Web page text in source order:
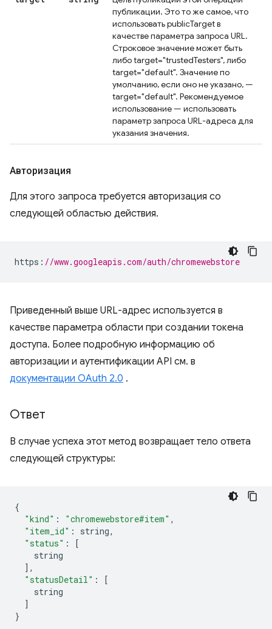
публикации. Это то же самое, что
использовать publicTarget в
качестве параметра запроса URL.
Строковое значение может быть
либо target="trustedTesters", либо
target="default". Значение по
умолчанию, если оно не указано, —
target="default". Рекомендуемое
использование — использовать
параметр запроса URL-адреса для
указания значения.
Авторизация
Для этого запроса требуется авторизация со
следующей областью действия.
https : //www.googleapis.com/auth/chromewebstore
Приведенный выше URL-адрес используется в
качестве параметра области при создании токена
доступа. Более подробную информацию об
авторизации и аутентификации API см. в
документации OAuth 2.0 .
Ответ
В случае успеха этот метод возвращает тело ответа
следующей структуры:
{
"kind" : "chromewebstore#item" ,
"item_id" : string,
"status" :
[
string
],
"statusDetail" :
[
string
]
}